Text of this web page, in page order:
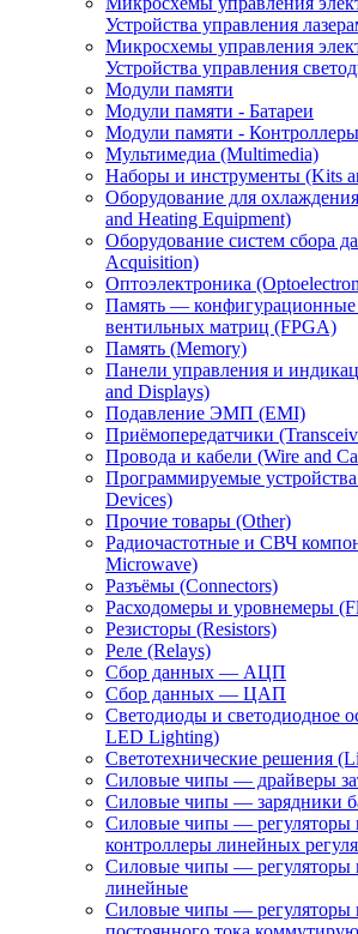
Устройства управления
Микросхемы управления
Устройства управления
Модули памяти
Модули памяти - Батареи
Модули памяти - Контроллеры
Мультимедиа (Multimedia)
Наборы и инструменты (Kits
Оборудование для
and Heating Equipment)
Оборудование систем сбора
Acquisition)
Оптоэлектроника
Память —
вентильных матриц (FPGA)
Память (Memory)
Панели управления и
and Displays)
Подавление ЭМП (EMI)
Приёмопередатчики
Провода и кабели (Wire and
Программируемые
Devices)
Прочие товары (Other)
Радиочастотные и СВЧ
Microwave)
Разъёмы (Connectors)
Расходомеры и уровнемеры
Резисторы (Resistors)
Реле (Relays)
Сбор данных — АЦП
Сбор данных — ЦАП
Светодиоды и светодиодное
LED Lighting)
Светотехнические решения
Силовые чипы — драйверы
Силовые чипы — зарядники
Силовые чипы —
контроллеры линейных
Силовые чипы —
линейные
Силовые чипы —